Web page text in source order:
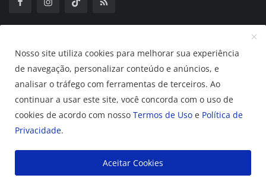
Assine Nossa Newsletter
Termos de Uso Política de Privacidade
Nosso site utiliza cookies para melhorar sua experiência
de navegação, personalizar conteúdo e anúncios, e
analisar o tráfego com ferramentas de terceiros. Ao
continuar a usar este site, você concorda com o uso de
cookies de acordo com nosso Termos de Uso e Política de
Privacidade.
Aceitar Cookies